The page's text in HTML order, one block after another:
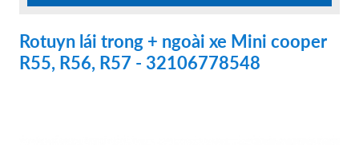
Rotuyn lái trong + ngoài xe Mini cooper
R55, R56, R57 - 32106778548